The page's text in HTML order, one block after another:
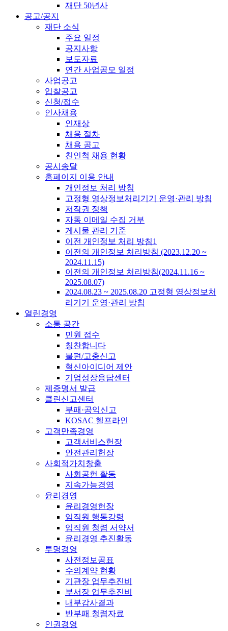
재단 50년사
공고/공지
재단 소식
주요 일정
공지사항
보도자료
연간 사업공모 일정
사업공고
입찰공고
신청/접수
인사채용
인재상
채용 절차
채용 공고
친인척 채용 현황
공시송달
홈페이지 이용 안내
개인정보 처리 방침
고정형 영상정보처리기기 운영·관리 방침
저작권 정책
자동 이메일 수집 거부
게시물 관리 기준
이전 개인정보 처리 방침1
이전의 개인정보 처리방침 (2023.12.20 ~
2024.11.15)
이전의 개인정보 처리방침(2024.11.16 ~
2025.08.07)
2024.08.23 ~ 2025.08.20 고정형 영상정보처
리기기 운영·관리 방침
열린경영
소통 공간
민원 접수
칭찬합니다
불편/고충신고
혁신아이디어 제안
기업성장응답센터
제증명서 발급
클린신고센터
부패·공익신고
KOSAC 헬프라인
고객만족경영
고객서비스헌장
안전관리헌장
사회적가치창출
사회공헌 활동
지속가능경영
윤리경영
윤리경영헌장
임직원 행동강령
임직원 청렴 서약서
윤리경영 추진활동
투명경영
사전정보공표
수의계약 현황
기관장 업무추진비
부서장 업무추진비
내부감사결과
반부패 청렴자료
인권경영